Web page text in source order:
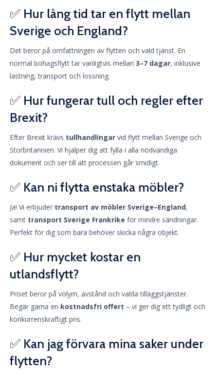
✅ Hur lång tid tar en flytt mellan
Sverige och England?
Det beror på omfattningen av flytten och vald tjänst. En
normal bohagsflytt tar vanligtvis mellan 3–7 dagar, inklusive
lastning, transport och lossning.
✅ Hur fungerar tull och regler efter
Brexit?
Efter Brexit krävs tullhandlingar vid flytt mellan Sverige och
Storbritannien. Vi hjälper dig att fylla i alla nödvändiga
dokument och ser till att processen går smidigt.
✅ Kan ni flytta enstaka möbler?
Ja! Vi erbjuder transport av möbler Sverige–England,
samt transport Sverige Frankrike för mindre sändningar.
Perfekt för dig som bara behöver skicka några objekt.
✅ Hur mycket kostar en
utlandsflytt?
Priset beror på volym, avstånd och valda tilläggstjänster.
Begär gärna en kostnadsfri offert – vi ger dig ett tydligt och
konkurrenskraftigt pris.
✅ Kan jag förvara mina saker under
flytten?